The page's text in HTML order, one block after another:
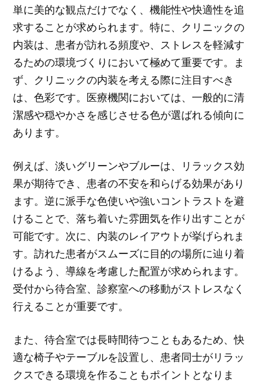
単に美的な観点だけでなく、機能性や快適性を追
求することが求められます。特に、クリニックの
内装は、患者が訪れる頻度や、ストレスを軽減す
るための環境づくりにおいて極めて重要です。ま
ず、クリニックの内装を考える際に注目すべき
は、色彩です。医療機関においては、一般的に清
潔感や穏やかさを感じさせる色が選ばれる傾向に
あります。
例えば、淡いグリーンやブルーは、リラックス効
果が期待でき、患者の不安を和らげる効果があり
ます。逆に派手な色使いや強いコントラストを避
けることで、落ち着いた雰囲気を作り出すことが
可能です。次に、内装のレイアウトが挙げられま
す。訪れた患者がスムーズに目的の場所に辿り着
けるよう、導線を考慮した配置が求められます。
受付から待合室、診察室への移動がストレスなく
行えることが重要です。
また、待合室では長時間待つこともあるため、快
適な椅子やテーブルを設置し、患者同士がリラッ
クスできる環境を作ることもポイントとなりま